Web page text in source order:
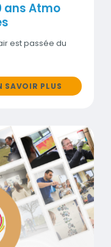
ans Atmo
est passée du
SAVOIR PLUS
régional pour la